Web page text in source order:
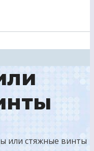
или стяжные винты